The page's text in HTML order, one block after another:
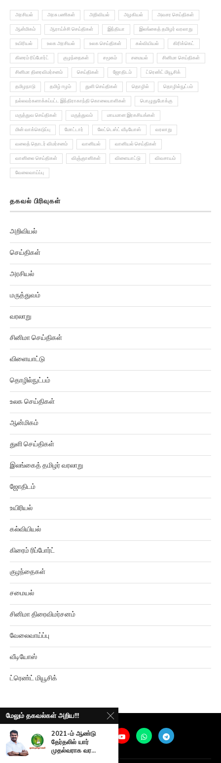
ஆன்மிகம் ஆராய்ச்சி செய்திகள் இந்தியா இலங்கைத் தமிழர் வரலாறு
உயிரியல் உலக அரசியல் உலக செய்திகள் கல்வியியல் கிரிக்கெட்
கிரைம் ரிப்போர்ட் குழந்தைகள் சமூகம் சமையல் சினிமா செய்திகள்
சினிமா திரைவிமர்சனம் செய்திகள் ஜோதிடம் ட்ரெண்ட் மியூசிக்
தமிழநாடு தமிழ் ஈழம் துளி செய்திகள் தொழில் தொழில்நுட்பம்
நல்லவர்களாக்கப்பட்ட இந்திராகாந்தி கொலையாளிகள் பொழுதுபோக்கு
மருத்துவ செய்திகள் மருத்துவம் மாயமான இரகசியங்கள்
மின் வாக்கெடுப்பு மோட்டார் லேட்டெஸ்ட் வீடியோஸ்
வலைத் தொடர் விமர்சனம் வானியல் வானியல் செய்திகள்
வானிலை செய்திகள் விஞ்ஞானிகள் விளையாட்டு விவசாயம்
வேலைவாய்ப்பு
செய்திகள்
அரசியல்
மருத்துவம்
வரலாறு
சினிமா செய்திகள்
விளையாட்டு
தொழில்நுட்பம்
உலக செய்திகள்
ஆன்மிகம்
துளி செய்திகள்
இலங்கைத் தமிழர் வரலாறு
ஜோதிடம்
உயிரியல்
கல்வியியல்
கிரைம் ரிப்போர்ட்
குழந்தைகள்
சமையல்
சினிமா திரைவிமர்சனம்
வேலைவாய்ப்பு
வீடியோஸ்
ட்ரெண்ட் மியூசிக்
மேலும் தகவல்கள் அறிய!!!
2021-ம் ஆண்டு
தேர்தலில் யார்
முதல்வராக வர...